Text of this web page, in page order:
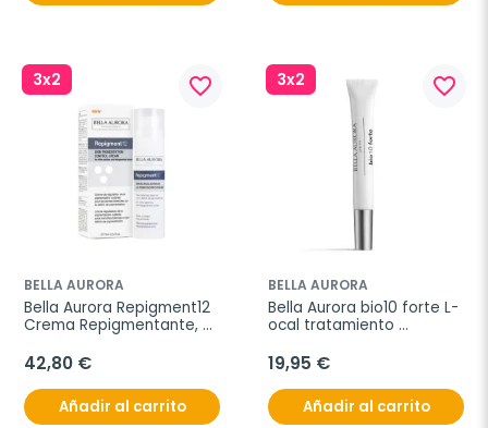
3x2 favorite_border
BELLA AURORA
Bella Aurora Repigment12
Crema Repigmentante,
42,80 €
Añadir al carrito
3x2 favorite_border
BELLA AURORA
Bella Aurora bio10 forte L-
ocal tratamiento
19,95 €
Añadir al carrito